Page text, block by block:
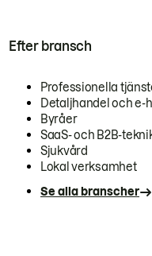
Efter bransch
Professionella
Detaljhandel och e-
Byråer
SaaS- och B2B-
Sjukvård
Lokal verksamhet
Se alla branscher